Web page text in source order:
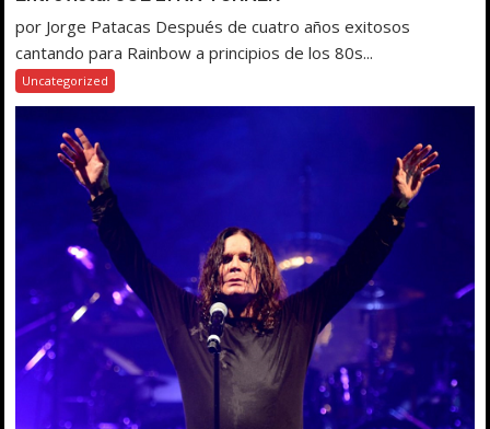
por Jorge Patacas Después de cuatro años exitosos
cantando para Rainbow a principios de los 80s...
Uncategorized